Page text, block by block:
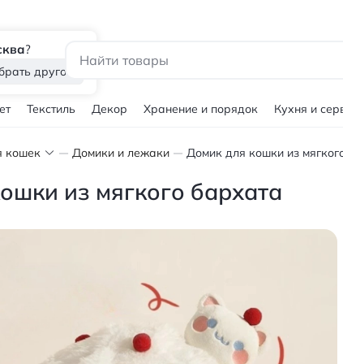
?
другой
Текстиль Декор Хранение и порядок Кухня и
кошек Домики и лежаки
из мягкого бархата